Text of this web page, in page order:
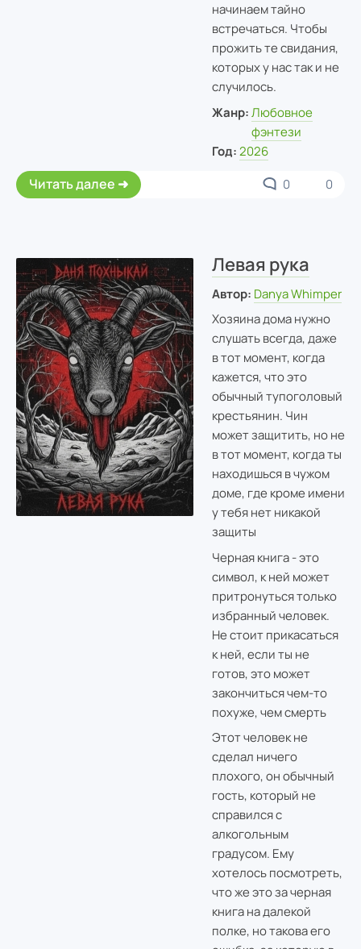
начинаем тайно
встречаться. Чтобы
прожить те свидания,
которых у нас так и не
случилось.
Жанр: Любовное
фэнтези
Год: 2026
Читать далее 0 0
Левая рука
Автор: Danya Whimper
Хозяина дома нужно
слушать всегда, даже
в тот момент, когда
кажется, что это
обычный тупоголовый
крестьянин. Чин
может защитить, но не
в тот момент, когда ты
находишься в чужом
доме, где кроме имени
у тебя нет никакой
защиты
Черная книга - это
символ, к ней может
притронуться только
избранный человек.
Не стоит прикасаться
к ней, если ты не
готов, это может
закончиться чем-то
похуже, чем смерть
Этот человек не
сделал ничего
плохого, он обычный
гость, который не
справился с
алкогольным
градусом. Ему
хотелось посмотреть,
что же это за черная
книга на далекой
полке, но такова его